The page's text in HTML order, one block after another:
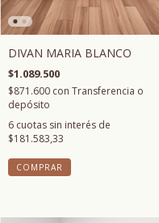
DIVAN MARIA BLANCO
$1.089.500
$871.600 con Transferencia o
depósito
6 cuotas sin interés de
$181.583,33
COMPRAR